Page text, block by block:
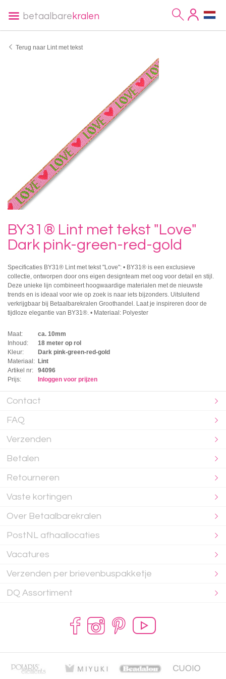
betaalbare kralen
Terug naar Lint met tekst
BY31® Lint met tekst "Love"
Dark pink-green-red-gold
Specificaties BY31® Lint met tekst "Love": • BY31® is een exclusieve
collectie, ontworpen door ons eigen designteam met oog voor detail en stijl.
Deze unieke lijn combineert hoogwaardige materialen met de nieuwste
trends en is ideaal voor wie op zoek is naar iets bijzonders. Uitsluitend
verkrijgbaar bij Betaalbarekralen Groothandel. Laat je inspireren door de
tijdloze elegantie van BY31®. • Materiaal: Polyester
Maat:
ca. 10mm
Inhoud:
18 meter op rol
Kleur:
Dark pink-green-red-gold
Materiaal: Lint
Artikel nr:
94096
Prijs:
Inloggen voor prijzen
Contact
FAQ
Verzenden
Betalen
Retourneren
Vaste kortingen
Over Betaalbarekralen
PostNL afhaallocaties
Vacatures
Verzenden per brievenbuspakketje
DQ Assortiment